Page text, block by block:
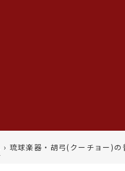
› 琉球楽器・胡弓(クーチョー)の